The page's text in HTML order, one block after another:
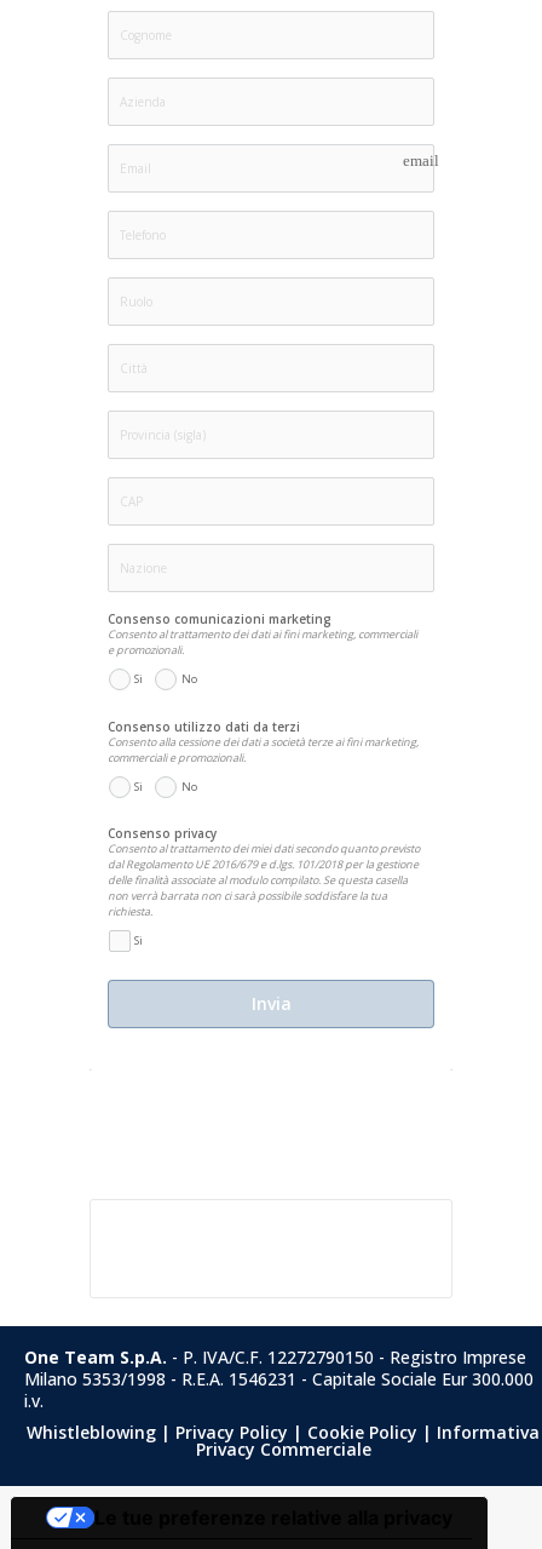
email
Consenso comunicazioni marketing
Consento al trattamento dei dati ai fini marketing, commerciali
e promozionali.
Si
No
Consenso utilizzo dati da terzi
Consento alla cessione dei dati a società terze ai fini marketing,
commerciali e promozionali.
Si
No
Consenso privacy
Consento al trattamento dei miei dati secondo quanto previsto
dal Regolamento UE 2016/679 e d.lgs. 101/2018 per la gestione
delle finalità associate al modulo compilato. Se questa casella
non verrà barrata non ci sarà possibile soddisfare la tua
richiesta.
Si
Invia
Tags: EVIDENZA
One Team S.p.A. - P. IVA/C.F. 12272790150 - Registro Imprese
Milano 5353/1998 - R.E.A. 1546231 - Capitale Sociale Eur 300.000
i.v.
Whistleblowing | Privacy Policy | Cookie Policy | Informativa
Privacy Commerciale
Le tue preferenze relative alla privacy